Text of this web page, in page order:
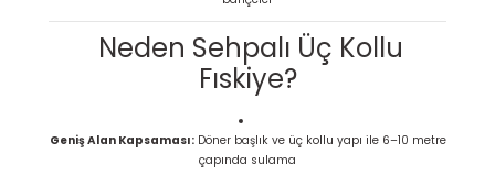
Neden Sehpalı Üç Kollu
Fıskiye?
Geniş Alan Kapsaması:Döner başlık ve üç kollu yapı ile 6–10 metre
çapında sulama